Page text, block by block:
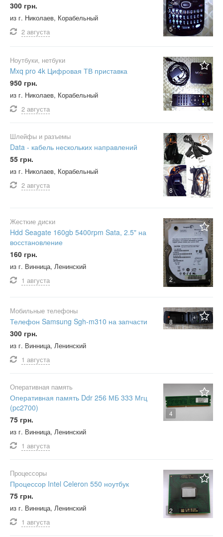
5
300 грн.
из г. Николаев, Корабельный
2 августа
7
Ноутбуки, нетбуки
Mxq pro 4k Цифровая ТВ приставка
950 грн.
из г. Николаев, Корабельный
2 августа
8
Шлейфы и разъемы
Data - кабель нескольких направлений
55 грн.
из г. Николаев, Корабельный
2 августа
2
Жесткие диски
Hdd Seagate 160gb 5400rpm Sata, 2.5" на
восстановление
160 грн.
из г. Винница, Ленинский
1 августа
8
Мобильные телефоны
Телефон Samsung Sgh-m310 на запчасти
300 грн.
из г. Винница, Ленинский
1 августа
4
Оперативная память
Оперативная память Ddr 256 МБ 333 Мгц
(pc2700)
75 грн.
из г. Винница, Ленинский
1 августа
2
Процессоры
Процессор Intel Celeron 550 ноутбук
75 грн.
из г. Винница, Ленинский
1 августа